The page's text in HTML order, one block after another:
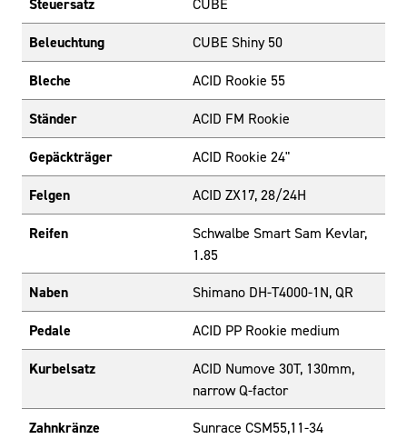
Steuersatz CUBE
Beleuchtung CUBE Shiny 50
Bleche ACID Rookie 55
Ständer ACID FM Rookie
Gepäckträger ACID Rookie 24"
Felgen ACID ZX17, 28/24H
Reifen
Schwalbe Smart Sam Kevlar,
1.85
Naben Shimano DH-T4000-1N, QR
Pedale ACID PP Rookie medium
Kurbelsatz
ACID Numove 30T, 130mm,
narrow Q-factor
Zahnkränze Sunrace CSM55,11-34